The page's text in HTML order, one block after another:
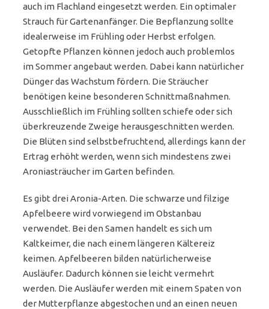
auch im Flachland eingesetzt werden. Ein optimaler
Strauch für Gartenanfänger. Die Bepflanzung sollte
idealerweise im Frühling oder Herbst erfolgen.
Getopfte Pflanzen können jedoch auch problemlos
im Sommer angebaut werden. Dabei kann natürlicher
Dünger das Wachstum fördern. Die Sträucher
benötigen keine besonderen Schnittmaßnahmen.
Ausschließlich im Frühling sollten schiefe oder sich
überkreuzende Zweige herausgeschnitten werden.
Die Blüten sind selbstbefruchtend, allerdings kann der
Ertrag erhöht werden, wenn sich mindestens zwei
Aroniasträucher im Garten befinden.
Es gibt drei Aronia-Arten. Die schwarze und filzige
Apfelbeere wird vorwiegend im Obstanbau
verwendet. Bei den Samen handelt es sich um
Kaltkeimer, die nach einem längeren Kältereiz
keimen. Apfelbeeren bilden natürlicherweise
Ausläufer. Dadurch können sie leicht vermehrt
werden. Die Ausläufer werden mit einem Spaten von
der Mutterpflanze abgestochen und an einen neuen